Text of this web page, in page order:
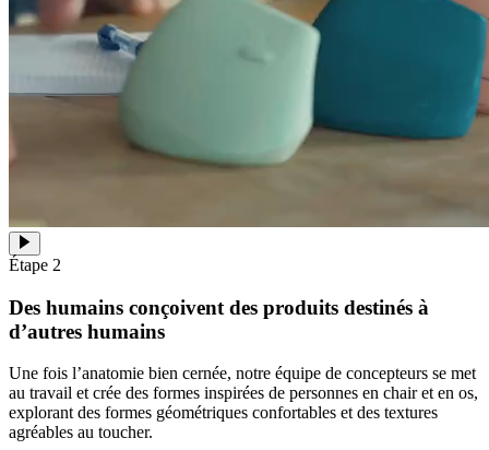
Étape 2
Des humains conçoivent des produits destinés à
d’autres humains
Une fois l’anatomie bien cernée, notre équipe de concepteurs se met
au travail et crée des formes inspirées de personnes en chair et en os,
explorant des formes géométriques confortables et des textures
agréables au toucher.